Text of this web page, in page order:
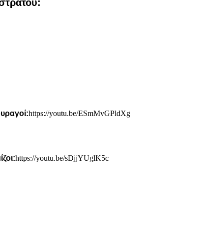
https://youtu.be/ESmMvGPldXg
https://youtu.be/sDjjYUglK5c